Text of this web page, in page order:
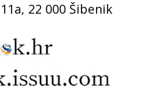
22 000 Šibenik